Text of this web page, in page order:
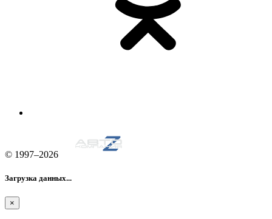
© 1997–2026
Загрузка данных...
×